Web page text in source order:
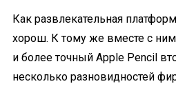
Как развлекательная
хорош. К тому же вместе с
и более точный Apple Pencil
несколько разновидностей